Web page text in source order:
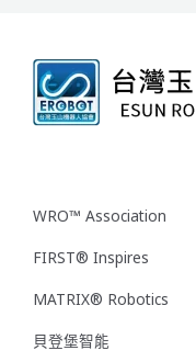
WRO™ Association
FIRST® Inspires
MATRIX® Robotics
貝登堡智能